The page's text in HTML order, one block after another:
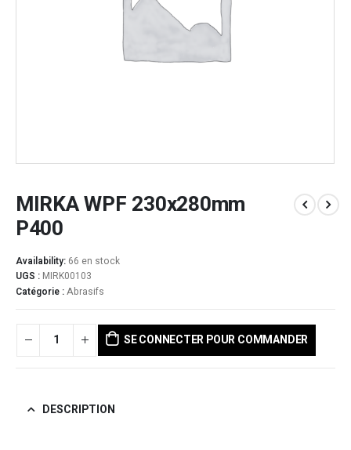
MIRKA WPF 230x280mm
P400
Availability: 66 en stock
UGS : MIRK00103
Catégorie :Abrasifs
SE CONNECTER POUR COMMANDER
DESCRIPTION